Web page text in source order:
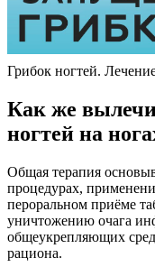
Грибок ногтей.
Как же
ногтей на
Общая терапия
процедурах,
пероральном приёме
уничтожению очага
общеукрепляющих
рациона.